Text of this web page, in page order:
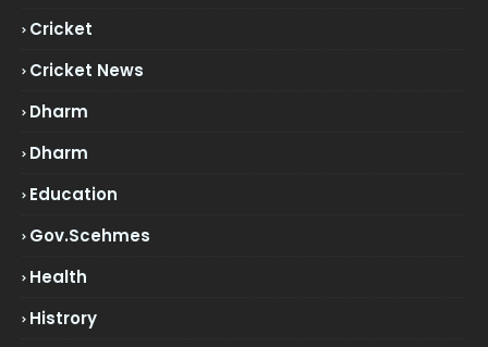
Cricket
Cricket News
Dharm
Dharm
Education
Gov.scehmes
Health
Histrory